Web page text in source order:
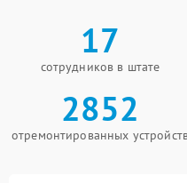
17
сотрудников в штате
2852
отремонтированных